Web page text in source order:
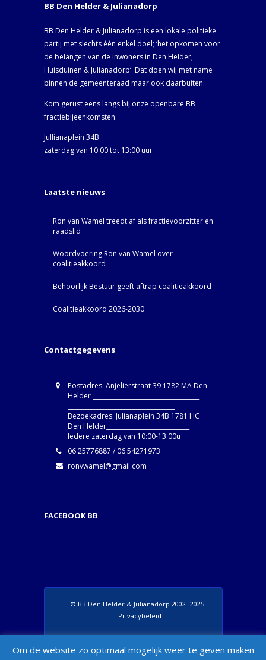
BB Den Helder & Julianadorp
BB Den Helder & Julianadorp is een lokale politieke
partij met slechts één enkel doel; ‘het opkomen voor
de belangen van de inwoners in Den Helder,
Huisduinen & Julianadorp‘. Dat doen wij met name
binnen de gemeenteraad maar ook daarbuiten.
Kom gerust eens langs bij onze openbare BB
fractiebijeenkomsten.
Jullianaplein 34B
zaterdag van 10:00 tot 13:00 uur
Laatste nieuws
Ron van Wamel treedt af als fractievoorzitter en
raadslid
Woordvoering Ron van Wamel over
coalitieakkoord
Behoorlijk Bestuur geeft aftrap coalitieakkoord
Coalitieakkoord 2026-2030
Contactgegevens
Postadres: Anjelierstraat 39 1782 MA Den
Helder ____________________________________
Bezoekadres: Julianaplein 34B 1781 HC
Den Helder____________________________
Iedere zaterdag van 10:00-13:00u
06 25776887 / 06 54271973
ronvwamel@gmail.com
FACEBOOK BB
© BB Den Helder & Julianadorp 2002- 2025 -
Privacybeleid
Appearance > Menus > "Manage Locations"
Om de website zo optimaal mogelijk weer te geven maken